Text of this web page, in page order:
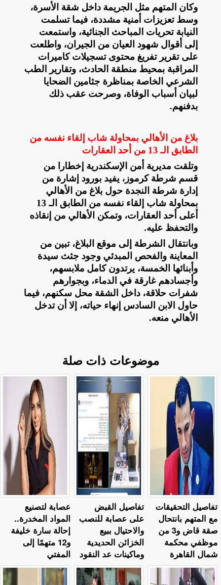
وكان المتهم مثل الجريمة داخل شقة الأسرة،
وسط تعزيزات أمنية مشددة، فيما تسلمت
النيابة تحريات المباحث الجنائية، واستمعت
إلى أقوال شهود العيان من الجيران، واطلعت
على تقرير تفريغ محتوى تسجيلات كاميرات
المراقبة بمحيط منطقة الحادث، وتقارير الطب
الشرعي الخاصة بمناظرة جثامين الضحايا
لبيان أسباب الوفاة، وصرحت عقب ذلك
بدفنهم.
بلاغ من الأهالي بمحاولة شاب إلقاء نفسه من
الطابق الـ 13 من أحد العقارات
وتلقت مديرية أمن الإسكندرية إخطارا من
قسم شرطة كرموز، يفيد بورود إشارة من
إدارة شرطة النجدة حول بلاغ من الأهالي
بمحاولة شاب إلقاء نفسه من الطابق الـ 13
أعلى أحد العقارات، وتمكن الأهالي من إنقاذه
والتحفظ عليه.
وبانتقال الشرطة إلى موقع البلاغ، تبين من
المعاينة والفحص المبدئي وجود جثث سيدة
وأبنائها الخمسة، يرتدون كامل ملابسهم،
وأجسادهم غارقة في الدماء، وبجوارهم
شفرات حلاقة، داخل الشقة محل سكنهم، فيما
حاول الابن السادس إنهاء حياته، إلا أن تدخل
الأهالي منعه.
موضوعات ذات صلة
عصابة لتصنيع
المواد المخدرة..
إحالة سارة خليفة
و12 متهمًا إلى
المفتي
تفاصيل القبض
على عصابة للنصب
والاحتيال ببيع
الخزائن الحديدية
وماكينات عد النقود
تفاصيل التحقيقات
مع المتهم بانتحال
صقة قاض و3 من
موظفي محكمة
شمال القاهرة